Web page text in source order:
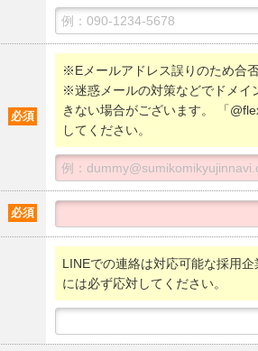
必須
※Eメールアドレス誤りのため合
※迷惑メールの対策などでドメイ
きない場合がございます。 「
してください。
必須
LINEでの連絡は対応可能な採用
には必ず応対してください。